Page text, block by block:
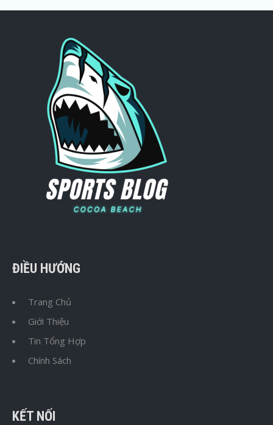
ĐIỀU HƯỚNG
Trang Chủ
Giới Thiệu
Tin Tổng Hợp
Chính Sách
KẾT NỐI